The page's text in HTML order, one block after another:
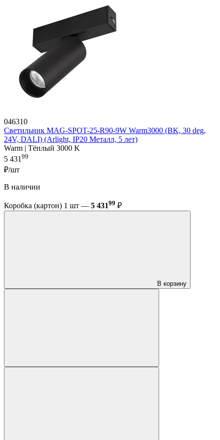
046310
Светильник MAG-SPOT-25-R90-9W Warm3000 (BK, 30 deg,
24V, DALI) (Arlight, IP20 Металл, 5 лет)
Warm | Тёплый 3000 K
5 43199
₽/шт
В наличии
Коробка (картон) 1 шт — 5 43199 ₽
В корзину